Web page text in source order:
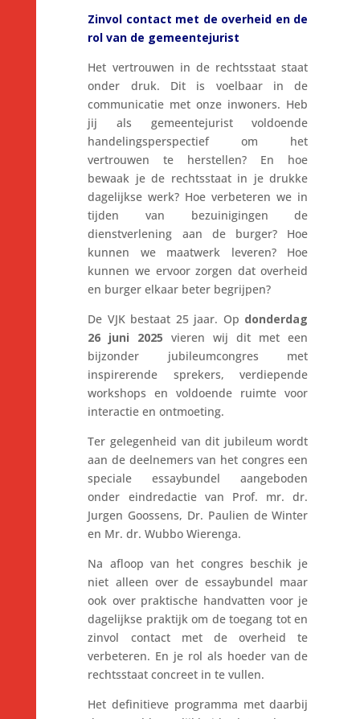
Zinvol contact met de overheid en de
rol van de gemeentejurist
Het vertrouwen in de rechtsstaat staat
onder druk. Dit is voelbaar in de
communicatie met onze inwoners. Heb
jij als gemeentejurist voldoende
handelingsperspectief om het
vertrouwen te herstellen? En hoe
bewaak je de rechtsstaat in je drukke
dagelijkse werk? Hoe verbeteren we in
tijden van bezuinigingen de
dienstverlening aan de burger? Hoe
kunnen we maatwerk leveren? Hoe
kunnen we ervoor zorgen dat overheid
en burger elkaar beter begrijpen?
De VJK bestaat 25 jaar. Op donderdag
26 juni 2025 vieren wij dit met een
bijzonder jubileumcongres met
inspirerende sprekers, verdiepende
workshops en voldoende ruimte voor
interactie en ontmoeting.
Ter gelegenheid van dit jubileum wordt
aan de deelnemers van het congres een
speciale essaybundel aangeboden
onder eindredactie van Prof. mr. dr.
Jurgen Goossens, Dr. Paulien de Winter
en Mr. dr. Wubbo Wierenga.
Na afloop van het congres beschik je
niet alleen over de essaybundel maar
ook over praktische handvatten voor je
dagelijkse praktijk om de toegang tot en
zinvol contact met de overheid te
verbeteren. En je rol als hoeder van de
rechtsstaat concreet in te vullen.
Het definitieve programma met daarbij